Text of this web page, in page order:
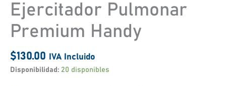
Ejercitador Pulmonar
Premium Handy
$130.00 IVA Incluido
Disponibilidad: 20 disponibles